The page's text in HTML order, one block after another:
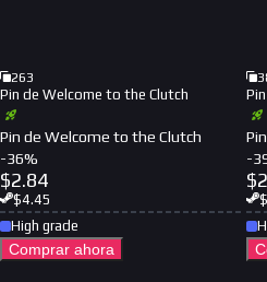
263
Pin de Welcome to the Clutch
Pin de Welcome to the Clutch
-36%
$2.84
$4.45
High grade
Comprar ahora
-
$
$